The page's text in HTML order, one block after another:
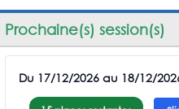
Prochaine(s) session(s)
Du 17/12/2026 au 18/12/